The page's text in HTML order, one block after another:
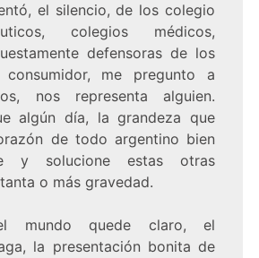
el silencio, de los colegio
colegios médicos,
defensoras de los
me pregunto a
nos representa alguien.
algún día, la grandeza que
de todo argentino bien
y solucione estas otras
o más gravedad.
mundo quede claro, el
la presentación bonita de